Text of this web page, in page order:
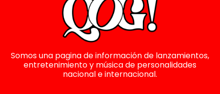
Somos una pagina de información de lanzamientos,
entretenimiento y música de personalidades
nacional e internacional.